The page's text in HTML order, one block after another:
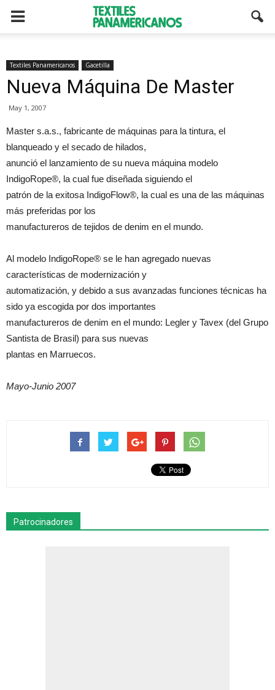
Textiles Panamericanos Gacetilla
Nueva Máquina De Master
May 1, 2007
Master s.a.s., fabricante de máquinas para la tintura, el
blanqueado y el secado de hilados,
anunció el lanzamiento de su nueva máquina modelo
IndigoRope®, la cual fue diseñada siguiendo el
patrón de la exitosa IndigoFlow®, la cual es una de las máquinas
más preferidas por los
manufactureros de tejidos de denim en el mundo.
Al modelo IndigoRope® se le han agregado nuevas
características de modernización y
automatización, y debido a sus avanzadas funciones técnicas ha
sido ya escogida por dos importantes
manufactureros de denim en el mundo: Legler y Tavex (del Grupo
Santista de Brasil) para sus nuevas
plantas en Marruecos.
Mayo-Junio 2007
Patrocinadores